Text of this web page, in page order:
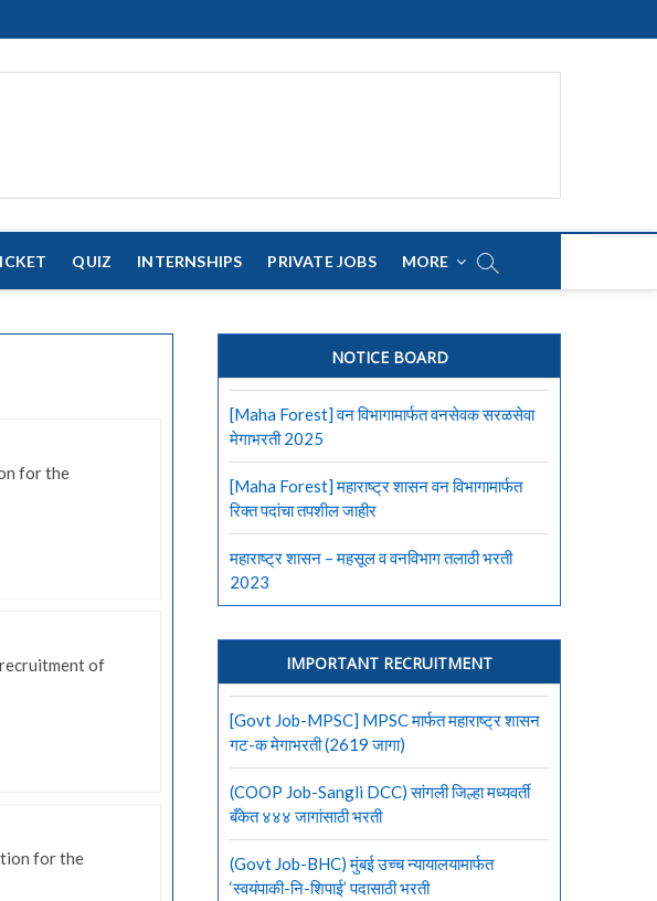
QUIZ INTERNSHIPS PRIVATE JOBS MORE
for the
of
for the
NOTICE BOARD
[Maha Forest] वन विभागामार्फत वनसेवक सरळसेवा
मेगाभरती 2025
[Maha Forest] महाराष्ट्र शासन वन विभागामार्फत
रिक्त पदांचा तपशील जाहीर
महाराष्ट्र शासन – महसूल व वनविभाग तलाठी भरती
2023
IMPORTANT RECRUITMENT
[Govt Job-MPSC] MPSC मार्फत महाराष्ट्र शासन
गट-क मेगाभरती (2619 जागा)
(COOP Job-Sangli DCC) सांगली जिल्हा मध्यवर्ती
बँकेत ४४४ जागांसाठी भरती
(Govt Job-BHC) मुंबई उच्च न्यायालयामार्फत
‘स्वयंपाकी-नि-शिपाई’ पदासाठी भरती